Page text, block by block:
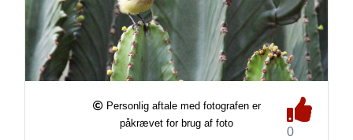
Personlig aftale med fotografen er
påkrævet for brug af foto
0